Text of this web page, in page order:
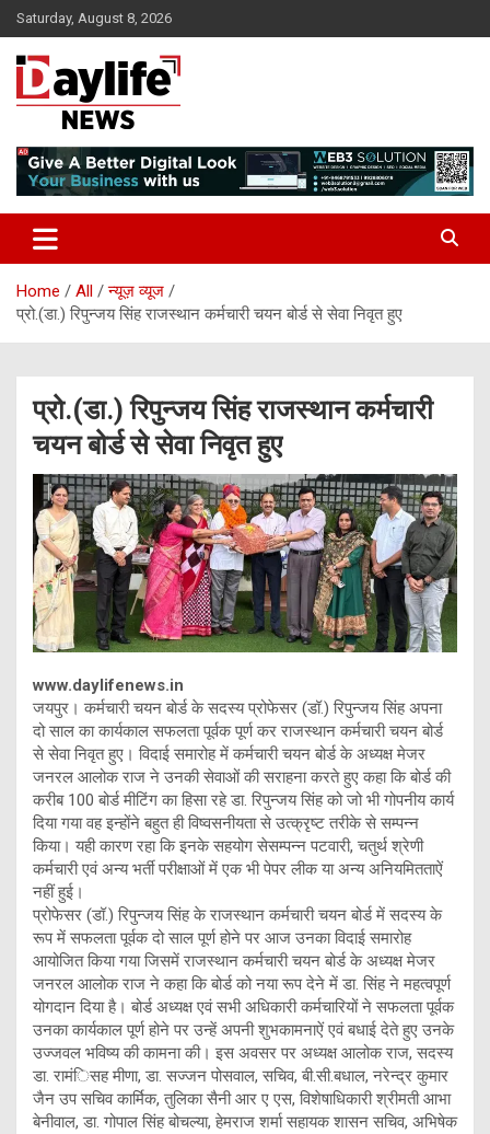
Skip
to
content
Saturday, August 8, 2026
daylifenews
Home All
न्यूज़ व्यूज
प्रो.(डा.) रिपुन्जय सिंह राजस्थान कर्मचारी चयन बोर्ड से सेवा निवृत हुए
प्रो.(डा.) रिपुन्जय सिंह राजस्थान कर्मचारी
चयन बोर्ड से सेवा निवृत हुए
www.daylifenews.in
जयपुर। कर्मचारी चयन बोर्ड के सदस्य प्रोफेसर (डॉ.) रिपुन्जय सिंह अपना
दो साल का कार्यकाल सफलता पूर्वक पूर्ण कर राजस्थान कर्मचारी चयन बोर्ड
से सेवा निवृत हुए। विदाई समारोह में कर्मचारी चयन बोर्ड के अध्यक्ष मेजर
जनरल आलोक राज ने उनकी सेवाओं की सराहना करते हुए कहा कि बोर्ड की
करीब 100 बोर्ड मीटिंग का हिसा रहे डा. रिपुन्जय सिंह को जो भी गोपनीय कार्य
दिया गया वह इन्होंने बहुत ही विष्वसनीयता से उत्क्रृष्ट तरीके से सम्पन्न
किया। यही कारण रहा कि इनके सहयोग सेसम्पन्न पटवारी, चतुर्थ श्रेणी
कर्मचारी एवं अन्य भर्ती परीक्षाओं में एक भी पेपर लीक या अन्य अनियमितताऐं
नहीं हुई।
प्रोफेसर (डॉ.) रिपुन्जय सिंह के राजस्थान कर्मचारी चयन बोर्ड में सदस्य के
रूप में सफलता पूर्वक दो साल पूर्ण होने पर आज उनका विदाई समारोह
आयोजित किया गया जिसमें राजस्थान कर्मचारी चयन बोर्ड के अध्यक्ष मेजर
जनरल आलोक राज ने कहा कि बोर्ड को नया रूप देने में डा. सिंह ने महत्वपूर्ण
योगदान दिया है। बोर्ड अध्यक्ष एवं सभी अधिकारी कर्मचारियों ने सफलता पूर्वक
उनका कार्यकाल पूर्ण होने पर उन्हें अपनी शुभकामनाऐं एवं बधाई देते हुए उनके
उज्जवल भविष्य की कामना की। इस अवसर पर अध्यक्ष आलोक राज, सदस्य
डा. रामंिसह मीणा, डा. सज्जन पोसवाल, सचिव, बी.सी.बधाल, नरेन्द्र कुमार
जैन उप सचिव कार्मिक, तुलिका सैनी आर ए एस, विशेषाधिकारी श्रीमती आभा
बेनीवाल, डा. गोपाल सिंह बोचल्या, हेमराज शर्मा सहायक शासन सचिव, अभिषेक